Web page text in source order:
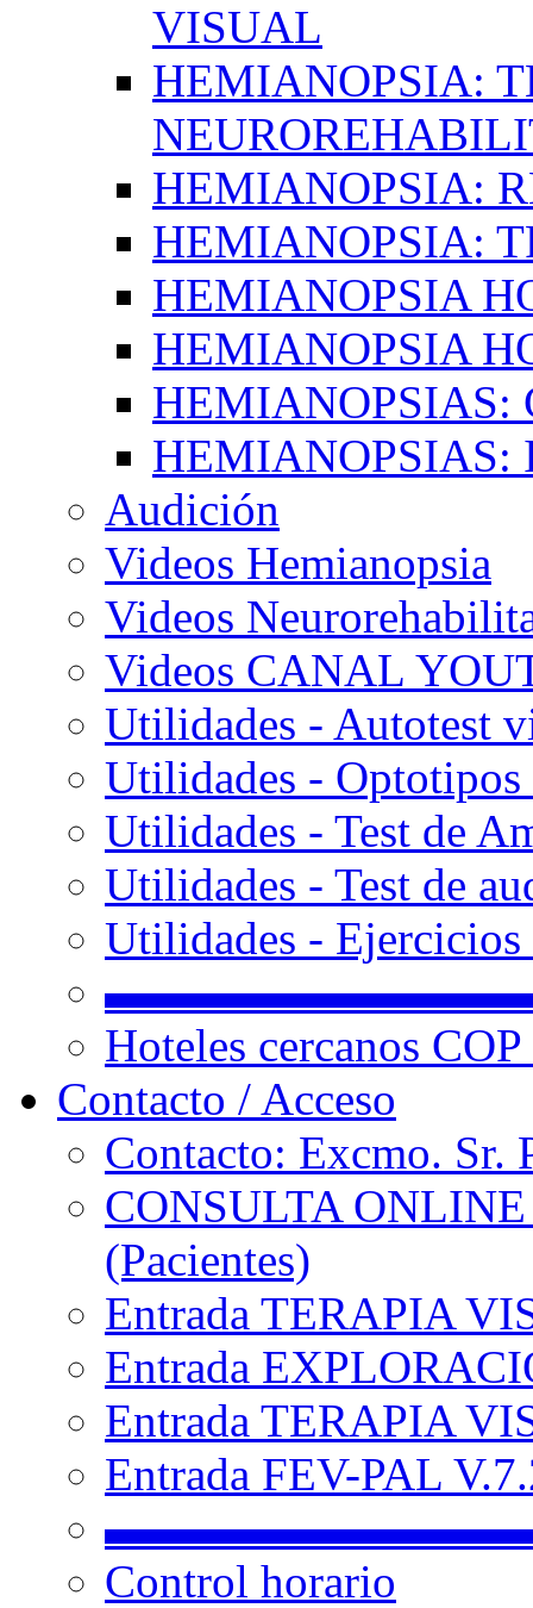
VISUAL
HEMIANOPSIA:
HEMIANOPSIA:
HEMIANOPSIA:
HEMIANOPSIA
HEMIANOPSIA
HEMIANOPSIAS:
HEMIANOPSIAS:
Audición
Videos Hemianopsia
Videos
Videos CANAL
Utilidades - Autotest
Utilidades -
Utilidades - Test de
Utilidades - Test de
Utilidades -
Hoteles cercanos
Contacto / Acceso
Contacto: Excmo. Sr.
CONSULTA
(Pacientes)
Entrada TERAPIA
Entrada
Entrada TERAPIA
Entrada FEV-PAL
Control horario